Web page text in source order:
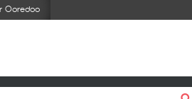
Ooredoo